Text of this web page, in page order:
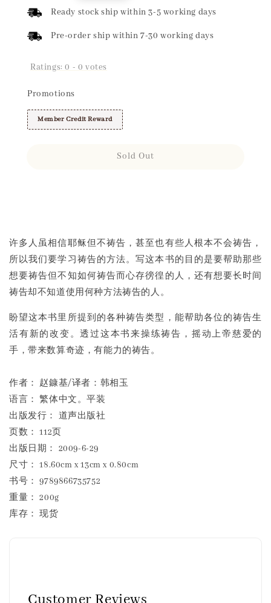
Ready stock ship within 3-5 working days
Pre-order ship within 7-30 working days
Ratings:0 - 0 votes
Promotions
Member Credit Reward
Sold Out
许多人虽相信耶稣但不祷告，甚至也有些人根本不会祷告，
所以我们要学习祷告的方法。写这本书的目的是要帮助那些
想要祷告但不知如何祷告而心存徬徨的人，还有想要长时间
祷告却不知道使用何种方法祷告的人。
盼望这本书里所提到的各种祷告类型，能帮助各位的祷告生
活有新的改变。透过这本书来操练祷告，摇动上帝慈爱的
手，带来数算奇迹，有能力的祷告。
作者： 赵鏮基/译者：韩相玉
语言： 繁体中文。平装
出版发行： 道声出版社
页数： 112页
出版日期： 2009-6-29
尺寸： 18.60cm x 13cm x 0.80cm
书号： 9789866735752
重量： 200g
库存： 现货